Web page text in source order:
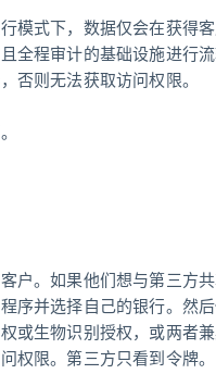
模式下，数据仅会在获得
全程审计的基础设施进行
否则无法获取访问权限。
户。如果他们想与第三方
序并选择自己的银行。然
或生物识别授权，或两者
权限。第三方只看到令牌。